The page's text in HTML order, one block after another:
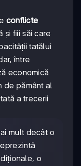
conflicte
și fiii săi care
tatălui
între
economică
de pământ al
a trecerii
mult decât o
o